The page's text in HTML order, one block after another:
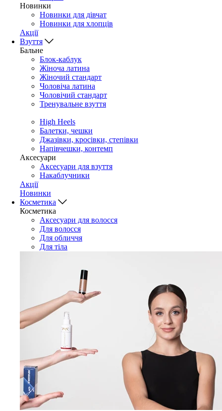
Новинки
Новинки для дівчат
Новинки для хлопців
Акції
Взуття
Бальне
Блок-каблук
Жіноча латина
Жіночий стандарт
Чоловіча латина
Чоловічий стандарт
Тренувальне взуття
High Heels
Балетки, чешки
Джазівки, кросівки, степівки
Напівчешки, контемп
Аксесуари
Аксесуари для взуття
Накаблучники
Акції
Новинки
Косметика
Косметика
Аксесуари для волосся
Для волосся
Для обличчя
Для тіла